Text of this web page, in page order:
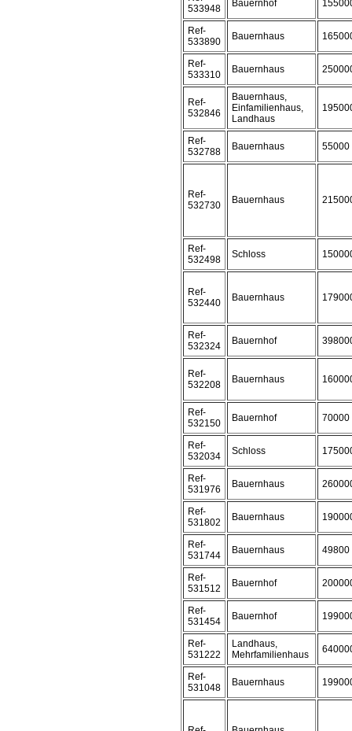
533948
Bauernhof
Ref-
533890
Bauernhaus
Ref-
533310
Bauernhaus
Ref-
532846
Bauernhaus,
Einfamilienhaus,
Landhaus
Ref-
532788
Bauernhaus 55000
Ref-
532730
Bauernhaus
Ref-
532498
Schloss
Ref-
532440
Bauernhaus
Ref-
532324
Bauernhof
Ref-
532208
Bauernhaus
Ref-
532150
Bauernhof 70000
Ref-
532034
Schloss
Ref-
531976
Bauernhaus
Ref-
531802
Bauernhaus
Ref-
531744
Bauernhaus 49800
Ref-
531512
Bauernhof
Ref-
531454
Bauernhof
Ref-
531222
Landhaus,
Mehrfamilienhaus
Ref-
531048
Bauernhaus